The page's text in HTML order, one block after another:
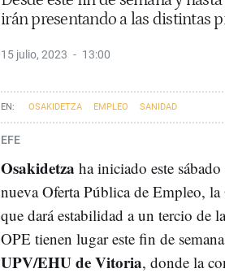
irán presentando a las distintas
15 julio, 2023 13:00
OSAKIDETZA EMPLEO SANIDAD
EFE
Osakidetza ha iniciado este
nueva Oferta Pública de Empleo,
que dará estabilidad a un tercio de
OPE tienen lugar este fin de
UPV/EHU de Vitoria, donde la